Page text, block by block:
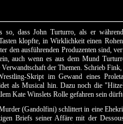
so, dass John Turturro, als er
klopfte, in Wirklichkeit einen
den ausführenden Produzenten sind,
auch wenn es aus dem Mund
der Themen. Schrieb Fink,
Skript im Gewand eines
als Musical hin. Dazu noch die
Kate Winslets Rolle gefahren sein
(Gandolfini) schlittert in eine
Briefs seiner Affäre mit der